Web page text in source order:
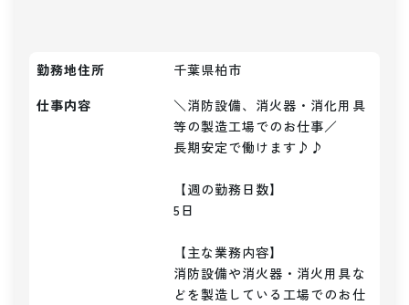
勤務地住所
千葉県柏市
仕事内容
＼消防設備、消火器・消化用具
等の製造工場でのお仕事／
長期安定で働けます♪♪
【週の勤務日数】
5日
【主な業務内容】
消防設備や消火器・消火用具な
どを製造している工場でのお仕